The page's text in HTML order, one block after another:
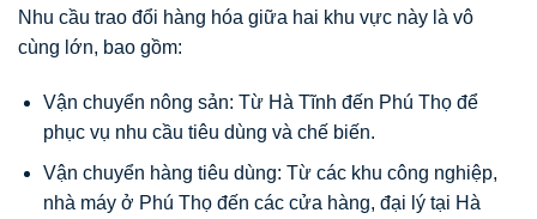
Nhu cầu trao đổi hàng hóa giữa hai khu vực này là vô
cùng lớn, bao gồm:
Vận chuyển nông sản: Từ Hà Tĩnh đến Phú Thọ để
phục vụ nhu cầu tiêu dùng và chế biến.
Vận chuyển hàng tiêu dùng: Từ các khu công nghiệp,
nhà máy ở Phú Thọ đến các cửa hàng, đại lý tại Hà